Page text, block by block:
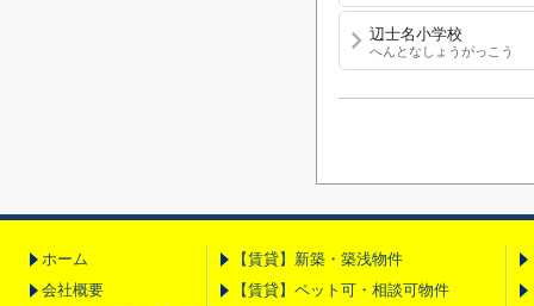
辺士名小学校
へんとなしょうがっこう
ホーム
会社概要
【賃貸】新築・築浅物件
【賃貸】ペット可・相談可物件